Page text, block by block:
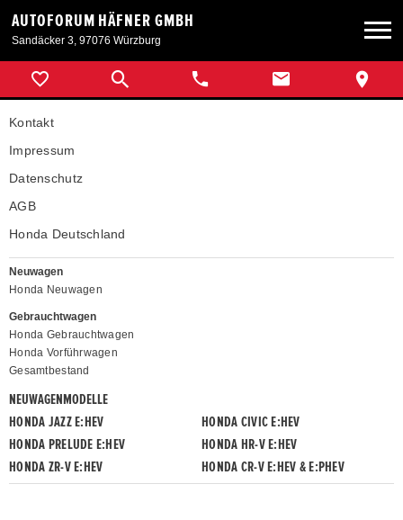
AUTOFORUM HÄFNER GMBH
Sandäcker 3, 97076 Würzburg
Neuwagen
Gebrauchtwagen
Angebote
Kontakt
Impressum
Datenschutz
AGB
Honda Deutschland
Neuwagen
Honda Neuwagen
Gebrauchtwagen
Honda Gebrauchtwagen
Honda Vorführwagen
Gesamtbestand
NEUWAGENMODELLE
HONDA JAZZ E:HEV
HONDA CIVIC E:HEV
HONDA PRELUDE E:HEV
HONDA HR-V E:HEV
HONDA ZR-V E:HEV
HONDA CR-V E:HEV & E:PHEV